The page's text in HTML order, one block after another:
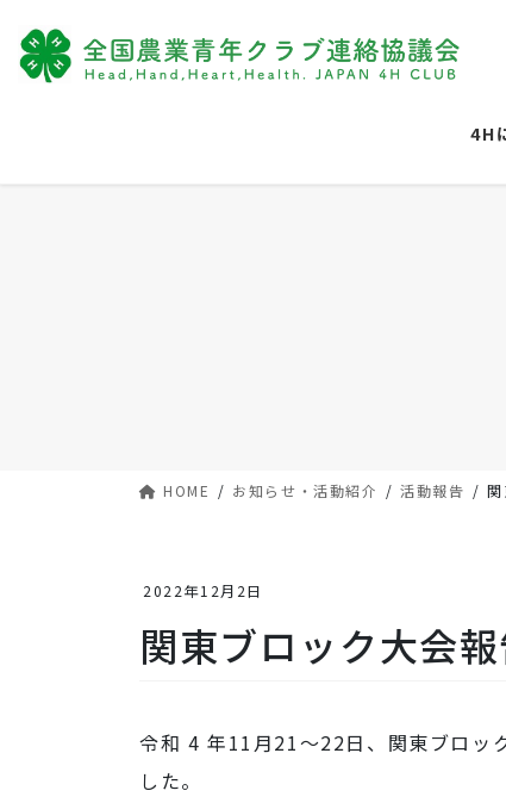
テ
移
ゲ
ン
4H
HOME お知らせ・活動紹介 活動報告
2022年12月2日
関東ブロック大会
令和 4 年11月21～22日、関東ブロッ
した。